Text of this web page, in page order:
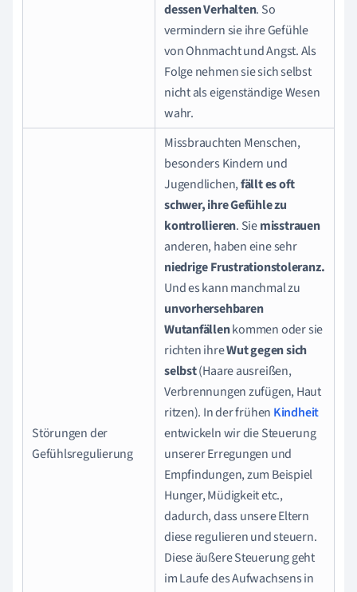
dessen Verhalten. So
vermindern sie ihre Gefühle
von Ohnmacht und Angst. Als
Folge nehmen sie sich selbst
nicht als eigenständige Wesen
wahr.
Störungen der
Gefühlsregulierung
Missbrauchten Menschen,
besonders Kindern und
Jugendlichen,fällt es oft
schwer, ihre Gefühle zu
kontrollieren. Siemisstrauen
anderen, haben eine sehr
niedrige Frustrationstoleranz.
Und es kann manchmal zu
unvorhersehbaren
Wutanfällenkommen oder sie
richten ihreWut gegen sich
selbst(Haare ausreißen,
Verbrennungen zufügen, Haut
ritzen). In der frühen Kindheit
entwickeln wir die Steuerung
unserer Erregungen und
Empfindungen, zum Beispiel
Hunger, Müdigkeit etc.,
dadurch, dass unsere Eltern
diese regulieren und steuern.
Diese äußere Steuerung geht
im Laufe des Aufwachsens in